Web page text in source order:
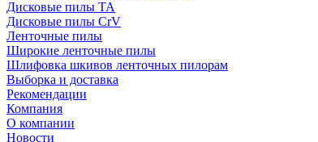
Дисковые пилы TA
Дисковые пилы CrV
Ленточные пилы
Широкие ленточные пилы
Шлифовка шкивов ленточных пилорам
Выборка и доставка
Рекомендации
Компания
О компании
Новости